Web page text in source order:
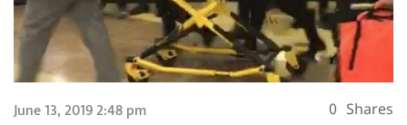
June 13, 2019 2:48 pm 0 Shares